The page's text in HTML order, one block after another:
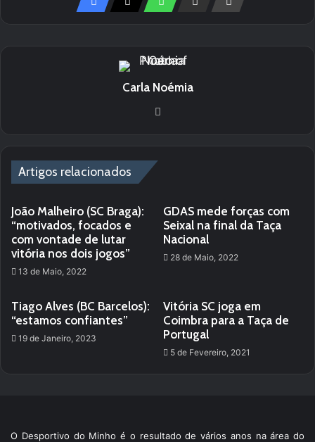
Carla Noémia
Artigos relacionados
João Malheiro (SC Braga):
“motivados, focados e
com vontade de lutar
vitória nos dois jogos”
13 de Maio, 2022
GDAS mede forças com
Seixal na final da Taça
Nacional
28 de Maio, 2022
Tiago Alves (BC Barcelos):
“estamos confiantes”
19 de Janeiro, 2023
Vitória SC joga em
Coimbra para a Taça de
Portugal
5 de Fevereiro, 2021
O Desportivo do Minho é o resultado de vários anos na área do